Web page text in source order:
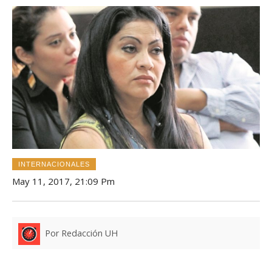
INTERNACIONALES
May 11, 2017, 21:09 Pm
Por Redacción UH